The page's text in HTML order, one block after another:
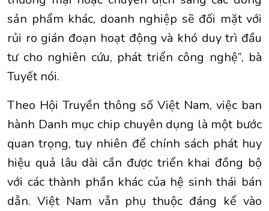
sản phẩm khác, doanh nghiệp sẽ đối mặt với
rủi ro gián đoạn hoạt động và khó duy trì đầu
tư cho nghiên cứu, phát triển công nghệ”, bà
Tuyết nói.
Theo Hội Truyền thông số Việt Nam, việc ban
hành Danh mục chip chuyên dụng là một bước
quan trọng, tuy nhiên để chính sách phát huy
hiệu quả lâu dài cần được triển khai đồng bộ
với các thành phần khác của hệ sinh thái bán
dẫn. Việt Nam vẫn phụ thuộc đáng kể vào